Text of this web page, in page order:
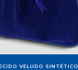
para automóvel
sintético
VELUDO SINTÉTICO